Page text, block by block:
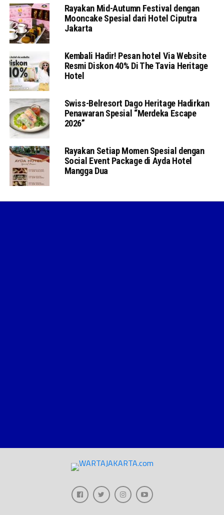
Rayakan Mid-Autumn Festival dengan
Mooncake Spesial dari Hotel Ciputra
Jakarta
Kembali Hadir! Pesan hotel Via Website
Resmi Diskon 40% Di The Tavia Heritage
Hotel
Swiss-Belresort Dago Heritage Hadirkan
Penawaran Spesial “Merdeka Escape
2026”
Rayakan Setiap Momen Spesial dengan
Social Event Package di Ayda Hotel
Mangga Dua